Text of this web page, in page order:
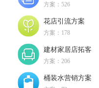
方案：526
花店引流方案
方案：178
建材家居店拓客
方案：206
桶装水营销方案